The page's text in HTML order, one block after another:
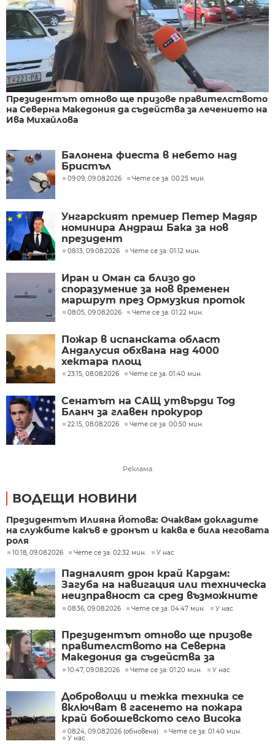
Президентът отново ще призове правителството
на Северна Македония да съдейства за лечението на
Ива Михайлова
Балонена фиеста в небето над
Бристъл
09:09, 09.08.2026 Чете се за: 00:25 мин.
Унгарският премиер Петер Мадяр
номинира Андраш Бака за нов
президент
08:13, 09.08.2026 Чете се за: 01:12 мин.
Иран и Оман са близо до
споразумение за нов временен
маршрут през Ормузкия проток
08:05, 09.08.2026 Чете се за: 01:22 мин.
Пожар в испанската област
Андалусия обхвана над 4000
хектара площ
23:15, 08.08.2026 Чете се за: 01:40 мин.
Сенатът на САЩ утвърди Тод
Бланч за главен прокурор
22:15, 08.08.2026 Чете се за: 00:50 мин.
Реклама
ВОДЕЩИ НОВИНИ
Президентът Илияна Йотова: Очаквам докладите
на службите какъв е дронът и каква е била неговата
роля
10:18, 09.08.2026 Чете се за: 02:32 мин. У нас
Падналият дрон край Кардам:
Загуба на навигация или техническа
неизправност са сред възможните
причини
08:36, 09.08.2026 Чете се за: 04:47 мин. У нас
Президентът отново ще призове
правителството на Северна
Македония да съдейства за
лечението на Ива Михайлова
10:47, 09.08.2026 Чете се за: 01:20 мин. У нас
Доброволци и тежка техника се
включват в гасенето на пожара
край бобошевското село Висока
могила
08:24, 09.08.2026 (обновена)
Чете се за: 01:40 мин.
У нас